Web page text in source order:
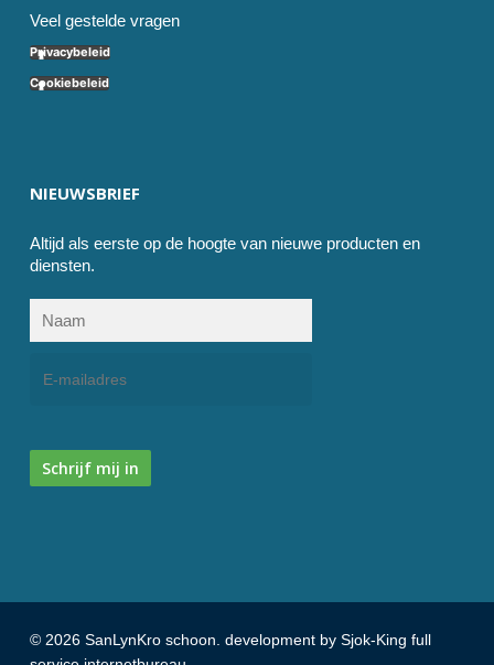
Veel gestelde vragen
Privacybeleid
Cookiebeleid
NIEUWSBRIEF
Altijd als eerste op de hoogte van nieuwe producten en
diensten.
Schrijf mij in
© 2026 SanLynKro schoon. development by Sjok-King full